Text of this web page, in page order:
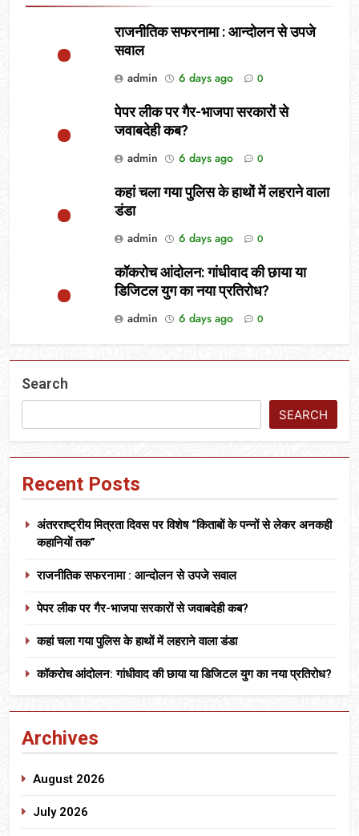
राजनीतिक सफरनामा : आन्दोलन से उपजे
सवाल
admin
6 days ago 0
पेपर लीक पर गैर-भाजपा सरकारों से
जवाबदेही कब?
admin
6 days ago 0
कहां चला गया पुलिस के हाथों में लहराने वाला
डंडा
admin
6 days ago 0
कॉकरोच आंदोलन: गांधीवाद की छाया या
डिजिटल युग का नया प्रतिरोध?
admin
6 days ago 0
Search
SEARCH
Recent Posts
अंतरराष्ट्रीय मित्रता दिवस पर विशेष “किताबों के पन्नों से लेकर अनकही
कहानियों तक”
राजनीतिक सफरनामा : आन्दोलन से उपजे सवाल
पेपर लीक पर गैर-भाजपा सरकारों से जवाबदेही कब?
कहां चला गया पुलिस के हाथों में लहराने वाला डंडा
कॉकरोच आंदोलन: गांधीवाद की छाया या डिजिटल युग का नया प्रतिरोध?
Archives
August 2026
July 2026